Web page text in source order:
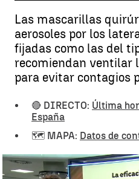
Las mascarillas
aerosoles por los
fijadas como las del
recomiendan ventilar
para evitar contagios
🔴 DIRECTO: Última
España
🗺️ MAPA: Datos de
Investigadores ponen en
quirúrgica frente al